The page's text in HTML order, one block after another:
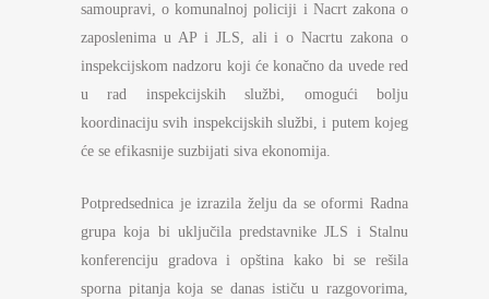
samoupravi, o komunalnoj policiji i Nacrt zakona o
zaposlenima u AP i JLS, ali i o Nacrtu zakona o
inspekcijskom nadzoru koji će konačno da uvede red
u rad inspekcijskih službi, omogući bolju
koordinaciju svih inspekcijskih službi, i putem kojeg
će se efikasnije suzbijati siva ekonomija.
Potpredsednica je izrazila želju da se oformi Radna
grupa koja bi uključila predstavnike JLS i Stalnu
konferenciju gradova i opština kako bi se rešila
sporna pitanja koja se danas ističu u razgovorima,